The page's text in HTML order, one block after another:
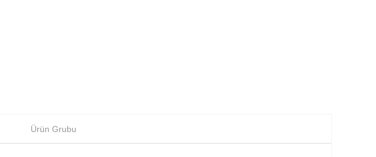
Ürün Grubu